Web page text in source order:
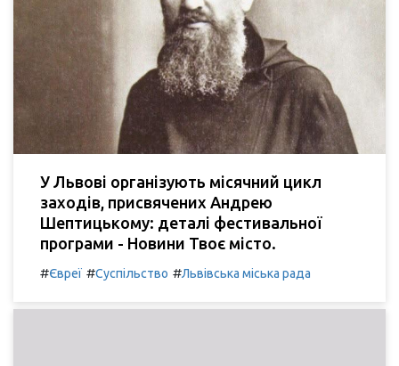
У Львові організують місячний цикл
заходів, присвячених Андрею
Шептицькому: деталі фестивальної
програми - Новини Твоє місто.
#Євреї #Суспільство #Львівська міська рада